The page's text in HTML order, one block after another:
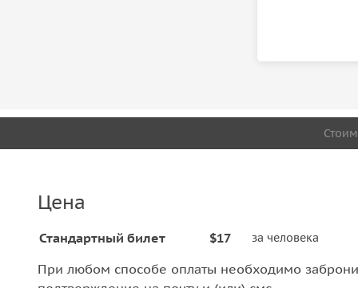
Цена
Стандартный билет $17 за человека
При любом способе оплаты необходимо